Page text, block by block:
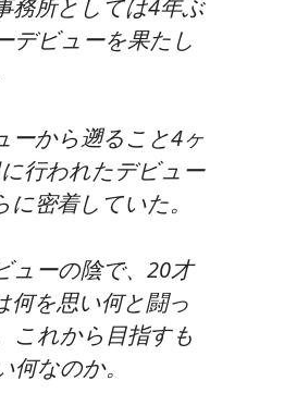
務所としては4年ぶ
デビューを果たし
ーから遡ること4ヶ
行われたデビュー
密着していた。
ューの陰で、20才
何を思い何と闘っ
これから目指すも
なのか。